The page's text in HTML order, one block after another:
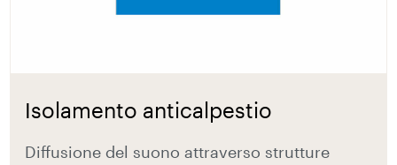
Isolamento anticalpestio
Diffusione del suono attraverso strutture